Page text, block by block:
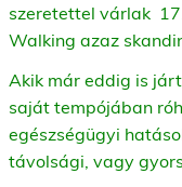
szeretettel várlak
Walking azaz
Akik már eddig is
saját tempójában
egészségügyi
távolsági, vagy